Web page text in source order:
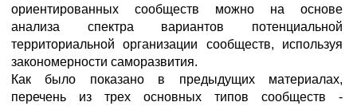
ориентированных сообществ можно на основе
анализа спектра вариантов потенциальной
территориальной организации сообществ, используя
закономерности саморазвития.
Как было показано в предыдущих материалах,
перечень из трех основных типов сообществ -